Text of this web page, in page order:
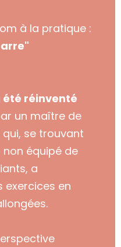
à la pratique :
réinventé
un maître de
se trouvant
équipé de
, a
exercices en